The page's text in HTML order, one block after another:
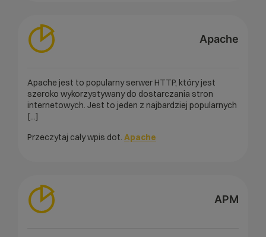
Apache
Apache jest to popularny serwer HTTP, który jest
szeroko wykorzystywany do dostarczania stron
internetowych. Jest to jeden z najbardziej popularnych
[...]
Przeczytaj cały wpis dot. Apache
APM